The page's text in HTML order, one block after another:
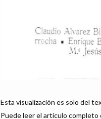
Esta visualización es solo del
Puede leer el artículo completo